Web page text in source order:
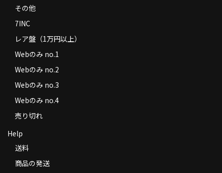
その他
7INC
レア盤（1万円以上）
Webのみ no.1
Webのみ no.2
Webのみ no.3
Webのみ no.4
売り切れ
Help
送料
商品の発送